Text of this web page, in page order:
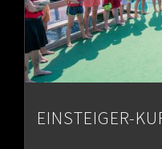
EINSTEIGER-